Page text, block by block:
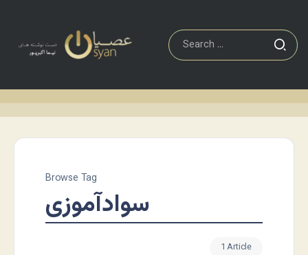
Browse Tag
سوادآموزی
1 Article